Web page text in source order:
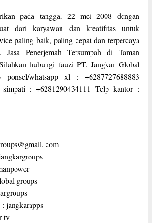
pada tanggal 22 mei 2008 dengan
dari karyawan dan kreatifitas untuk
paling baik, paling cepat dan terpercaya
Jasa Penerjemah Tersumpah di Taman
hubungi fauzi PT. Jangkar Global
whatsapp xl : +6287727688883
simpati : +6281290434111 Telp kantor :
com
groups
jangkarapps
tv